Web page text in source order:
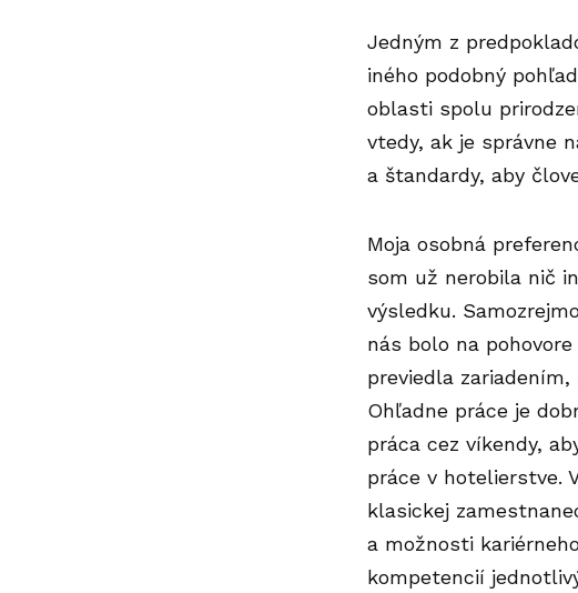
Jedným z
iného podobný
oblasti spolu
vtedy, ak je správne
a štandardy, aby
Moja osobná
som už nerobila nič
výsledku.
nás bolo na
previedla
Ohľadne práce je
práca cez víkendy,
práce v hotelierstve.
klasickej
a možnosti
kompetencií